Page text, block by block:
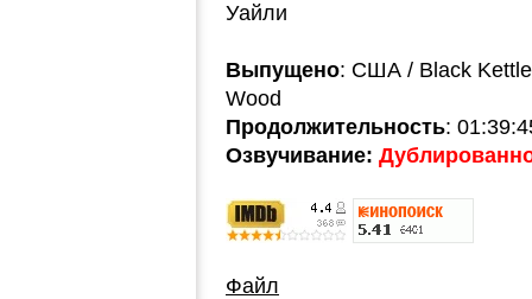
Уайли
Выпущено: США / Black Kettle
Wood
Продолжительность:
Озвучивание:
Файл